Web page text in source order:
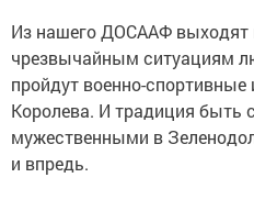
Из нашего ДОСААФ
чрезвычайным ситуациям
пройдут военно-
Королева. И традиция быть
мужественными в
и впредь.